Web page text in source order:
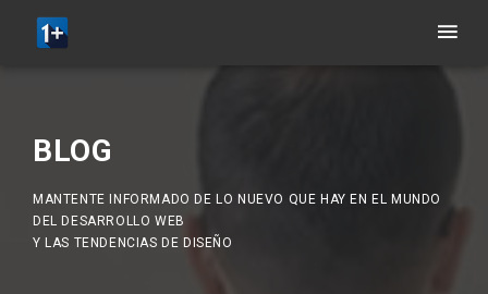
BLOG
MANTENTE INFORMADO DE LO NUEVO QUE HAY EN EL MUNDO
DEL DESARROLLO WEB
Y LAS TENDENCIAS DE DISEÑO